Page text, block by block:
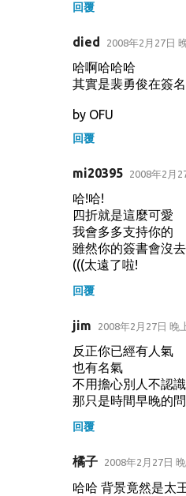
回覆
died 2008年2月27日
哈啊哈哈哈
其實是裴勇俊在簽
by OFU
回覆
mi20395 2008年2月
哈!哈!
四折就是這麼可愛
我會多多支持你的
雖然你的簽書會沒
(((太遠了啦!
回覆
jim 2008年2月27日 晚
反正你已經有人氣
也有名氣
不用擔心別人不認
那只是時間早晚的
回覆
橘子 2008年2月27日
哈哈 背景竟然是太